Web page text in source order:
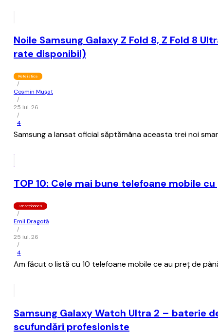
Noile Samsung Galaxy Z Fold 8, Z Fold 8
rate disponibil)
Retelistica
/
Cosmin Mușat
/
25 iul. 26
/
4
Samsung a lansat oficial săptămâna aceasta trei noi
TOP 10: Cele mai bune telefoane mobile
Smartphones
/
Emil Dragotă
/
25 iul. 26
/
4
Am făcut o listă cu 10 telefoane mobile ce au preț de
Samsung Galaxy Watch Ultra 2 – baterie
scufundări profesioniste